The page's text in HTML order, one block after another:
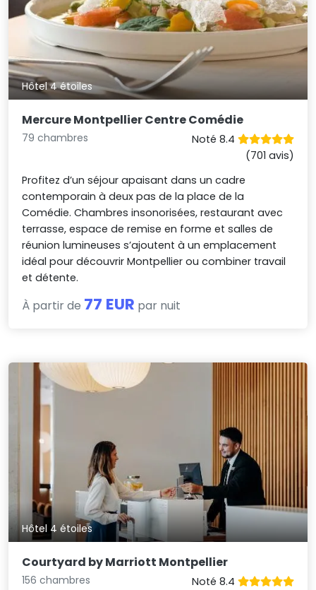
Hôtel 4 étoiles
Mercure Montpellier Centre Comédie
79 chambres
Noté 8.4
(701 avis)
Profitez d’un séjour apaisant dans un cadre
contemporain à deux pas de la place de la
Comédie. Chambres insonorisées, restaurant avec
terrasse, espace de remise en forme et salles de
réunion lumineuses s’ajoutent à un emplacement
idéal pour découvrir Montpellier ou combiner travail
et détente.
À partir de 77 EUR par nuit
Hôtel 4 étoiles
Courtyard by Marriott Montpellier
156 chambres
Noté 8.4